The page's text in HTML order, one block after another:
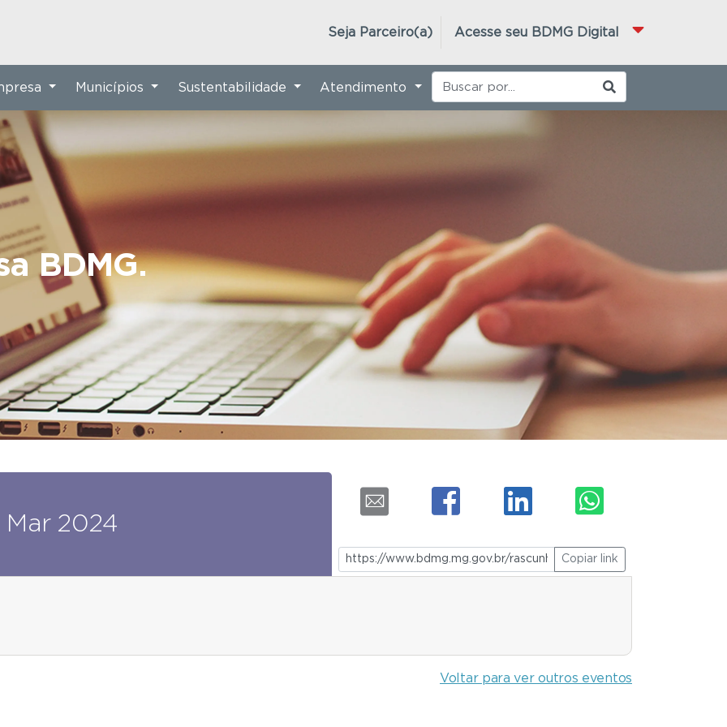
Acesse seu BDMG Digital
Seja Parceiro(a)
BDMG.
Municípios Sustentabilidade Atendimento
Mar 2024
Copiar link
Voltar para ver outros eventos